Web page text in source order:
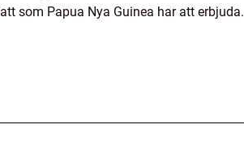
som Papua Nya Guinea har att erbjuda.